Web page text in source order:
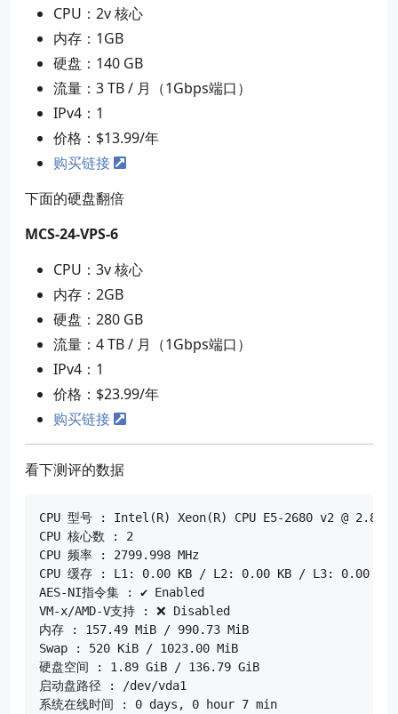
CPU：2v 核心
内存：1GB
硬盘：140 GB
流量：3 TB / 月（1Gbps端口）
IPv4：1
价格：$13.99/年
购买链接
下面的硬盘翻倍
MCS-24-VPS-6
CPU：3v 核心
内存：2GB
硬盘：280 GB
流量：4 TB / 月（1Gbps端口）
IPv4：1
价格：$23.99/年
购买链接
看下测评的数据
CPU 型号 : Intel(R) Xeon(R) CPU E5-2680 v2 @
CPU 核心数 : 2
CPU 频率 : 2799.998 MHz
CPU 缓存 : L1: 0.00 KB / L2: 0.00 KB / L3: 0.00 KB
AES-NI指令集 : ✔ Enabled
VM-x/AMD-V支持 : ❌ Disabled
内存 : 157.49 MiB / 990.73 MiB
Swap : 520 KiB / 1023.00 MiB
硬盘空间 : 1.89 GiB / 136.79 GiB
启动盘路径 : /dev/vda1
系统在线时间 : 0 days, 0 hour 7 min